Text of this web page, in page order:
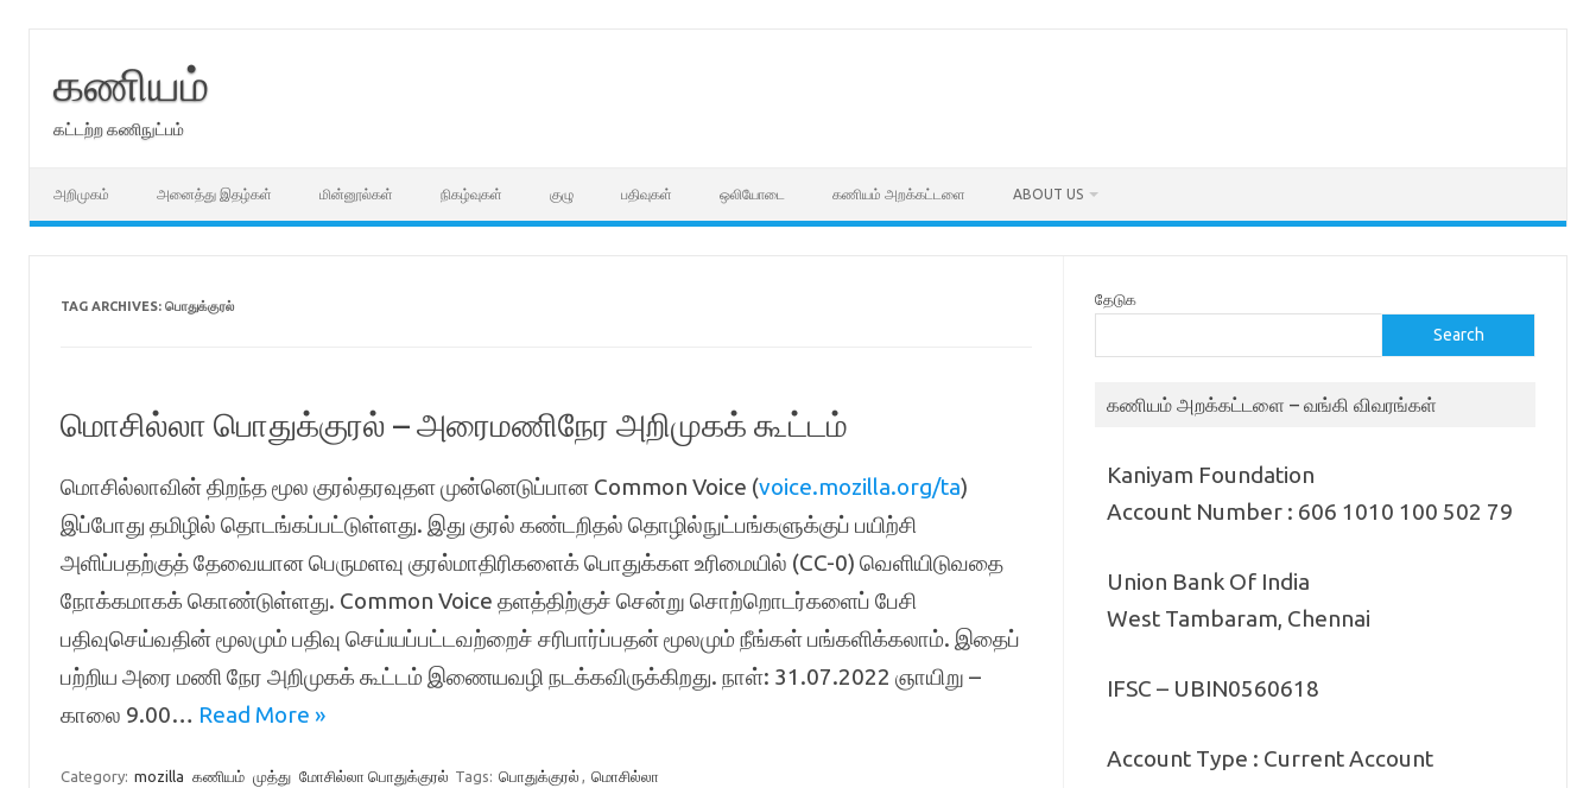
கணியம்
கட்டற்ற கணிநுட்பம்
அறிமுகம் அனைத்து இதழ்கள் மின்னூல்கள் நிகழ்வுகள் குழு பதிவுகள் ஒலியோடை கணியம் அறக்கட்டளை ABOUT US
TAG ARCHIVES: பொதுக்குரல்
மொசில்லா பொதுக்குரல் – அரைமணிநேர அறிமுகக் கூட்டம்
மொசில்லாவின் திறந்த மூல குரல்தரவுதள முன்னெடுப்பான Common Voice (voice.mozilla.org/ta)
இப்போது தமிழில் தொடங்கப்பட்டுள்ளது. இது குரல் கண்டறிதல் தொழில்நுட்பங்களுக்குப் பயிற்சி
அளிப்பதற்குத் தேவையான பெருமளவு குரல்மாதிரிகளைக் பொதுக்கள உரிமையில் (CC-0) வெளியிடுவதை
நோக்கமாகக் கொண்டுள்ளது. Common Voice தளத்திற்குச் சென்று சொற்றொடர்களைப் பேசி
பதிவுசெய்வதின் மூலமும் பதிவு செய்யப்பட்டவற்றைச் சரிபார்ப்பதன் மூலமும் நீங்கள் பங்களிக்கலாம். இதைப்
பற்றிய அரை மணி நேர அறிமுகக் கூட்டம் இணையவழி நடக்கவிருக்கிறது. நாள்: 31.07.2022 ஞாயிறு –
காலை 9.00… Read More »
Category: mozilla கணியம் முத்து மோசில்லா பொதுக்குரல் Tags: பொதுக்குரல் , மொசில்லா
தேடுக
Search
கணியம் அறக்கட்டளை – வங்கி விவரங்கள்
Kaniyam Foundation
Account Number : 606 1010 100 502 79
Union Bank Of India
West Tambaram, Chennai
IFSC – UBIN0560618
Account Type : Current Account